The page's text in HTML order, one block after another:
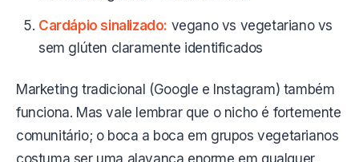
Cardápio sinalizado: vegano vs vegetariano vs
sem glúten claramente identificados
Marketing tradicional (Google e Instagram) também
funciona. Mas vale lembrar que o nicho é fortemente
comunitário; o boca a boca em grupos vegetarianos
costuma ser uma alavanca enorme em qualquer